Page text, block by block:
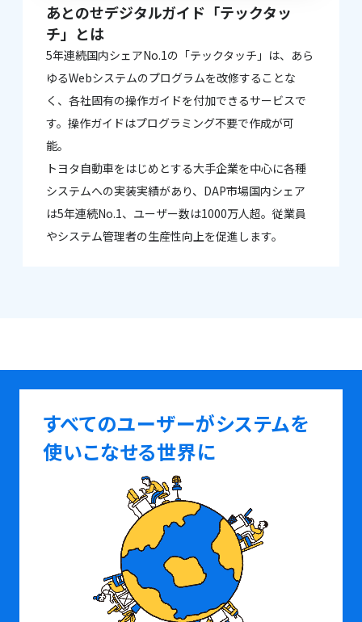
あとのせデジタルガイド「テックタッ
チ」とは
5年連続国内シェアNo.1の「テックタッチ」は、あら
ゆるWebシステムのプログラムを改修することな
く、各社固有の操作ガイドを付加できるサービスで
す。操作ガイドはプログラミング不要で作成が可
能。
トヨタ自動車をはじめとする大手企業を中心に各種
システムへの実装実績があり、DAP市場国内シェア
は5年連続No.1、ユーザー数は1000万人超。従業員
やシステム管理者の生産性向上を促進します。
すべてのユーザーがシステムを
使いこなせる世界に